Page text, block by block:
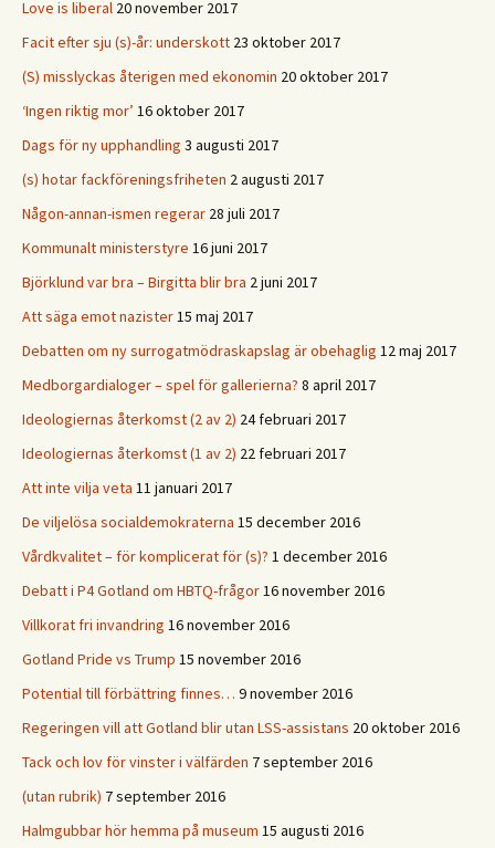
Love is liberal 20 november 2017
Facit efter sju (s)-år: underskott 23 oktober 2017
(S) misslyckas återigen med ekonomin 20 oktober 2017
‘Ingen riktig mor’ 16 oktober 2017
Dags för ny upphandling 3 augusti 2017
(s) hotar fackföreningsfriheten 2 augusti 2017
Någon-annan-ismen regerar 28 juli 2017
Kommunalt ministerstyre 16 juni 2017
Björklund var bra – Birgitta blir bra 2 juni 2017
Att säga emot nazister15 maj 2017
Debatten om ny surrogatmödraskapslag är obehaglig 12 maj 2017
Medborgardialoger – spel för gallerierna? 8 april 2017
Ideologiernas återkomst (2 av 2) 24 februari 2017
Ideologiernas återkomst (1 av 2) 22 februari 2017
Att inte vilja veta 11 januari 2017
De viljelösa socialdemokraterna 15 december 2016
Vårdkvalitet – för komplicerat för (s)? 1 december 2016
Debatt i P4 Gotland om HBTQ-frågor16 november 2016
Villkorat fri invandring 16 november 2016
Gotland Pride vs Trump 15 november 2016
Potential till förbättring finnes… 9 november 2016
Regeringen vill att Gotland blir utan LSS-assistans 20 oktober 2016
Tack och lov för vinster i välfärden 7 september 2016
(utan rubrik) 7 september 2016
Halmgubbar hör hemma på museum 15 augusti 2016